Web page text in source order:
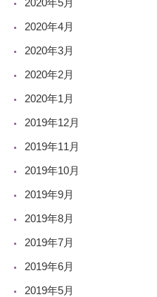
2020年5月
2020年4月
2020年3月
2020年2月
2020年1月
2019年12月
2019年11月
2019年10月
2019年9月
2019年8月
2019年7月
2019年6月
2019年5月